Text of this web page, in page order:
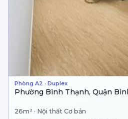
Phòng A2 · Duplex
Phường Bình Thạnh, Quận
26m² · Nội thất Cơ bản